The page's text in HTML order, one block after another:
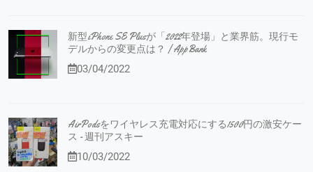
新型iPhone SE Plusが「2022年登場」と業界筋。現行モ
デルからの変更点は？ | AppBank
03/04/2022
AirPodsをワイヤレス充電対応にする1500円の激安ケー
ス - 週刊アスキー
10/03/2022